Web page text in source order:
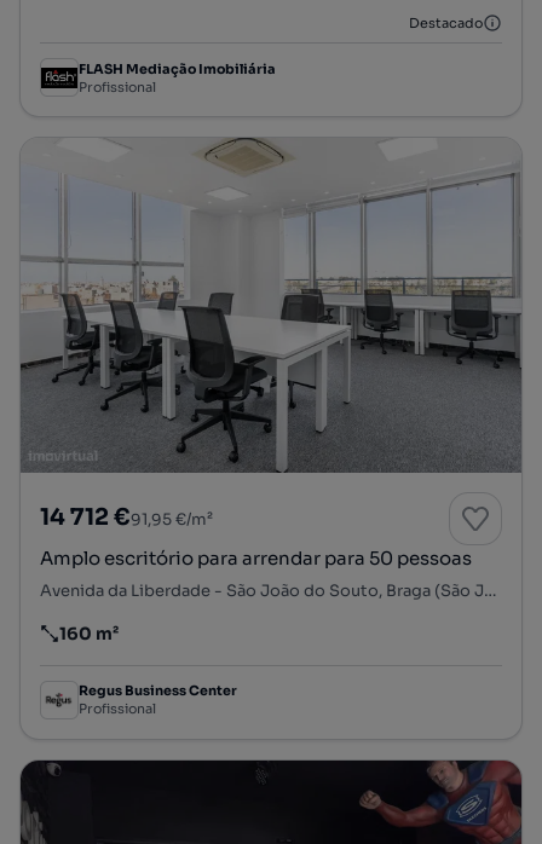
Destacado
FLASH Mediação Imobiliária
Profissional
14 712 €91,95 €/m²
Amplo escritório para arrendar para 50 pessoas
Avenida da Liberdade - São João do Souto, Braga (São José de São Lázaro e São João do Souto), Braga, Braga
Preço por metro quadrado
160 m²
Regus Business Center
Profissional